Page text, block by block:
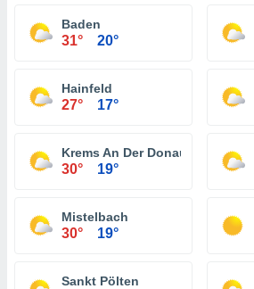
Baden
31° 20°
Hainfeld
27° 17°
Krems An Der Donau
30° 19°
Mistelbach
30° 19°
Sankt Pölten